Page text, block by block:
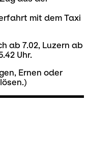
mit dem Taxi
ab 7.02, Luzern ab
Uhr.
Ernen oder